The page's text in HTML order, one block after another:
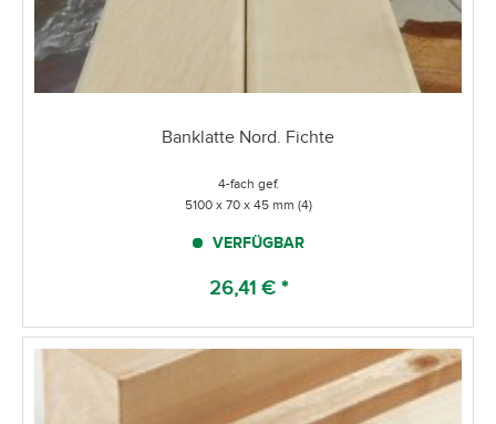
Banklatte Nord. Fichte
4-fach gef.
5100 x 70 x 45 mm (4)
VERFÜGBAR
26,41 € *